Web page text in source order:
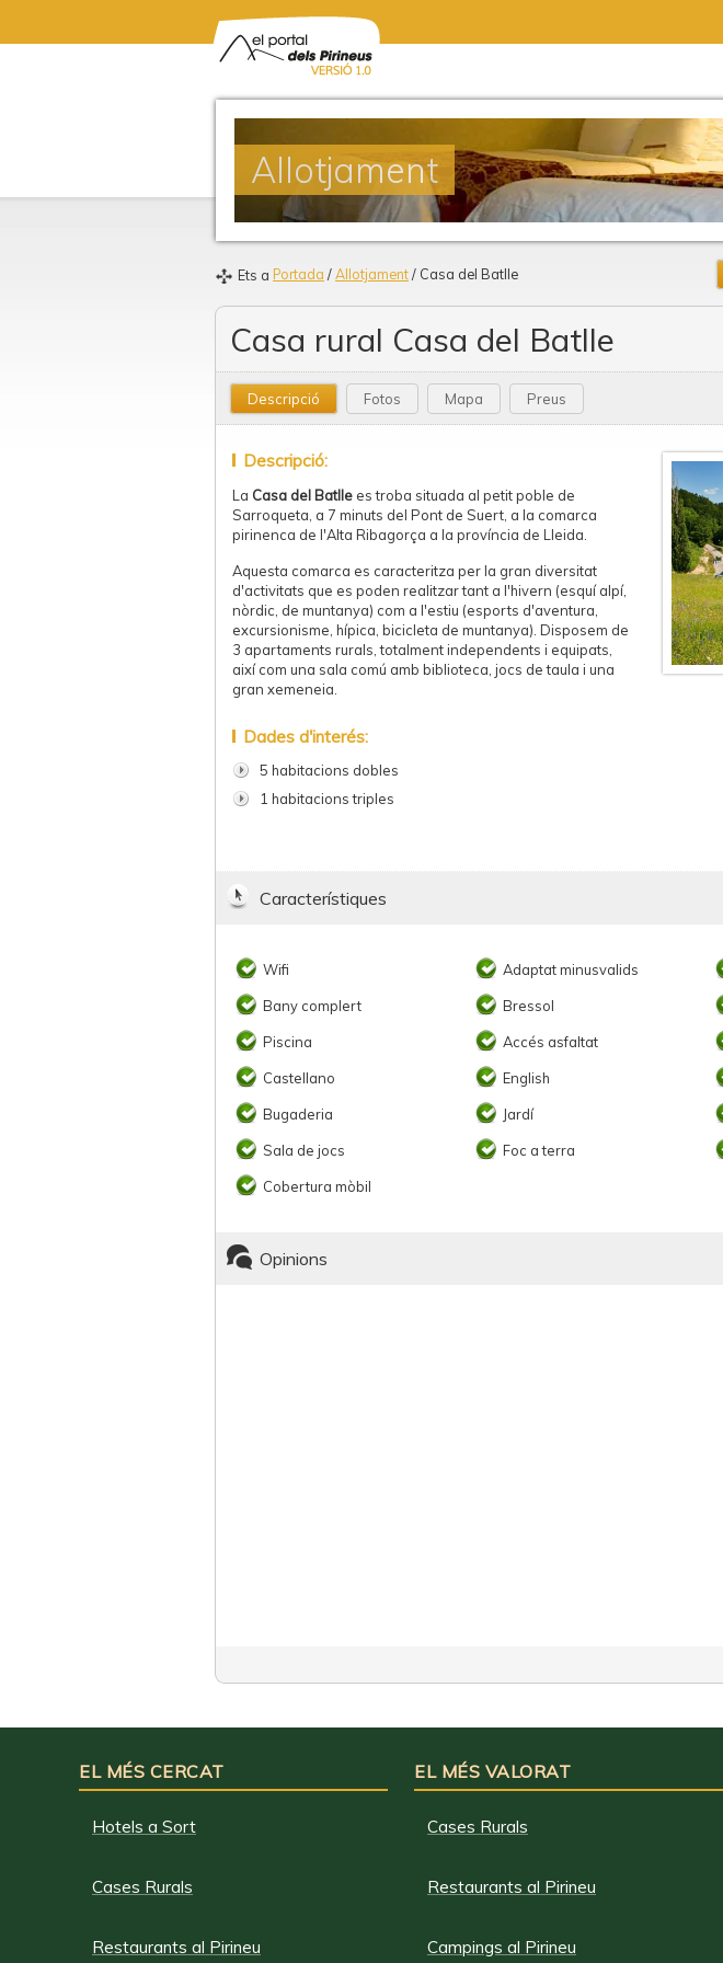
Allotjament
Ets a Portada / Allotjament / Casa del Batlle
Casa rural Casa del Batlle
Descripció Fotos Mapa Preus
Descripció:
La Casa del Batlle es troba situada al petit poble de
Sarroqueta, a 7 minuts del Pont de Suert, a la comarca
pirinenca de l'Alta Ribagorça a la província de Lleida.
Aquesta comarca es caracteritza per la gran diversitat
d'activitats que es poden realitzar tant a l'hivern (esquí alpí,
nòrdic, de muntanya) com a l'estiu (esports d'aventura,
excursionisme, hípica, bicicleta de muntanya). Disposem de
3 apartaments rurals, totalment independents i equipats,
així com una sala comú amb biblioteca, jocs de taula i una
gran xemeneia.
Dades d'interés:
5 habitacions dobles
1 habitacions triples
Característiques
Wifi Adaptat minusvalids
Bany complert Bressol
Piscina Accés asfaltat
Castellano English
Bugaderia Jardí
Sala de jocs Foc a terra
Cobertura mòbil
Opinions
EL MÉS CERCAT
Hotels a Sort
Cases Rurals
Restaurants al Pirineu
EL MÉS VALORAT
Cases Rurals
Restaurants al Pirineu
Campings al Pirineu